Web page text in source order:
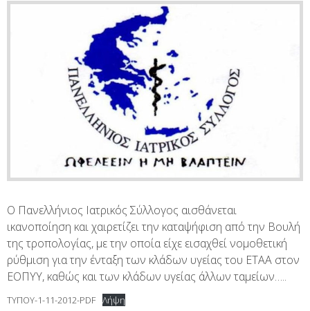
Ο Πανελλήνιος Ιατρικός Σύλλογος αισθάνεται
ικανοποίηση και χαιρετίζει την καταψήφιση από την Βουλή
της τροπολογίας, με την οποία είχε εισαχθεί νομοθετική
ρύθμιση για την ένταξη των κλάδων υγείας του ΕΤΑΑ στον
ΕΟΠΥΥ, καθώς και των κλάδων υγείας άλλων ταμείων…..
ΤΥΠΟΥ-1-11-2012-PDF Λήψη